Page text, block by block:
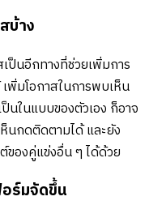
บ้าง
ป็นอีกทางที่ช่วยเพิ่มการ
มโอกาสในการพบเห็น
นในแบบของตัวเอง ก็อาจ
นกดติดตามได้ และยัง
ของคู่แข่งอื่น ๆ ได้ด้วย
ร์มจัดขึ้น